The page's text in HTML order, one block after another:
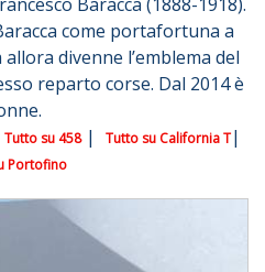
Baracca (1888-1918).
come portafortuna a
divenne l’emblema del
reparto corse. Dal 2014 è
Tutto su 458| Tutto su California T|
Portofino